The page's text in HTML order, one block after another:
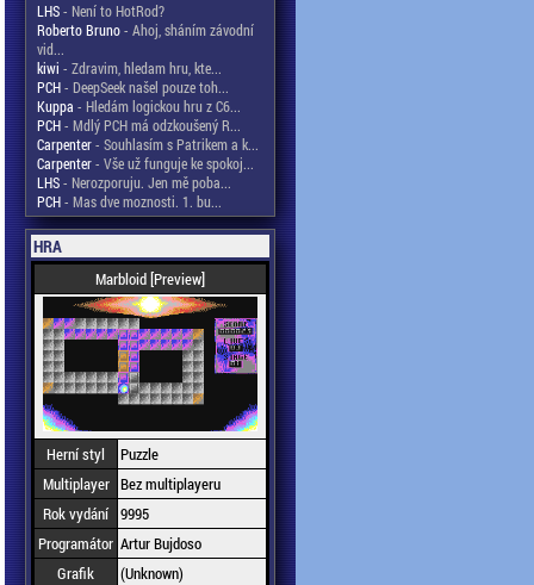
LHS- Není to HotRod?
Roberto Bruno- Ahoj, sháním závodní
vid...
kiwi - Zdravim, hledam hru, kte...
PCH- DeepSeek našel pouze toh...
Kuppa - Hledám logickou hru z C6...
PCH- Mdlý PCH má odzkoušený R...
Carpenter- Souhlasím s Patrikem a k...
Carpenter- Vše už funguje ke spokoj...
LHS- Nerozporuju. Jen mě poba...
PCH- Mas dve moznosti. 1. bu...
HRA
Marbloid [Preview]
Herní styl
Puzzle
Multiplayer Bez multiplayeru
Rok vydání 9995
Programátor Artur Bujdoso
Grafik
(Unknown)